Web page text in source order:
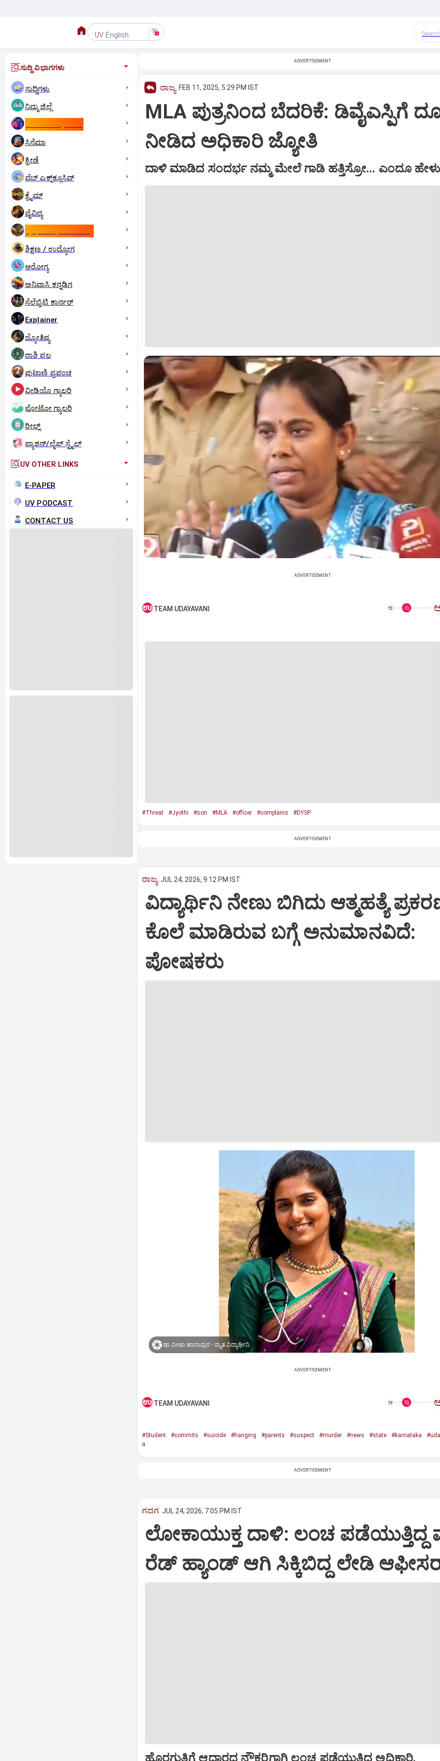
UV English
ಸುದ್ದಿ ವಿಭಾಗಗಳು
ಸುದ್ದಿಗಳು
ನಿಮ್ಮ ಜಿಲ್ಲೆ
ಸಿನೆಮಾ
ಕ್ರೀಡೆ
ವೆಬ್ ಎಕ್ಸ್‌ಕ್ಲೂಸಿವ್
ಕ್ರೈಮ್
ವೈವಿಧ್ಯ
ಶಿಕ್ಷಣ / ಉದ್ಯೋಗ
ಆರೋಗ್ಯ
ಅನಿವಾಸಿ ಕನ್ನಡಿಗ
ಸೆಲೆಬ್ರಿಟಿ ಕಾರ್ನರ್‌
Explainer
ಜ್ಯೋತಿಷ್ಯ
ರಾಶಿ ಫಲ
ಪುಟಾಣಿ ಪ್ರಪಂಚ
ವೀಡಿಯೊ ಗ್ಯಾಲರಿ
ಫೋಟೋ ಗ್ಯಾಲರಿ
ರೀಲ್ಸ್
ಫ್ಯಾಶನ್/ಲೈಫ್‌ ಸ್ಟೈಲ್
UV OTHER LINKS
E-PAPER
UV PODCAST
CONTACT US
ADVERTISEMENT
ರಾಜ್ಯ FEB 11, 2025, 5:29 PM IST
MLA ಪುತ್ರನಿಂದ ಬೆದರಿಕೆ: ಡಿವೈಎಸ್ಪಿಗೆ
ನೀಡಿದ ಅಧಿಕಾರಿ ಜ್ಯೋತಿ
ದಾಳಿ ಮಾಡಿದ ಸಂದರ್ಭ ನಮ್ಮ ಮೇಲೆ ಗಾಡಿ ಹತ್ತಿಸ್ರೋ... ಎಂದೂ
ADVERTISEMENT
TEAM UDAYAVANI ಅ
#Threat #Jyothi #son #MLA #officer #complains #DYSP
ADVERTISEMENT
ರಾಜ್ಯ JUL 24, 2026, 9:12 PM IST
ವಿದ್ಯಾರ್ಥಿನಿ ನೇಣು ಬಿಗಿದು ಆತ್ಮಹತ್ಯೆ
ಕೊಲೆ ಮಾಡಿರುವ ಬಗ್ಗೆ ಅನುಮಾನವಿದೆ:
ಪೋಷಕರು
ಡಾ.ವೀಣಾ ಹಾನಾಪುರ - ಮೃತ ವಿದ್ಯಾರ್ಥಿನಿ
ADVERTISEMENT
TEAM UDAYAVANI ಅ
#Student #commits #suicide #hanging #parents #suspect #murder #news #state #karnataka
a
ADVERTISEMENT
ಗದಗ JUL 24, 2026, 7:05 PM IST
ಲೋಕಾಯುಕ್ತ ದಾಳಿ: ಲಂಚ ಪಡೆಯುತ್ತಿದ್ದ
ರೆಡ್ ಹ್ಯಾಂಡ್ ಆಗಿ ಸಿಕ್ಕಿಬಿದ್ದ ಲೇಡಿ
ಹೊರಗುತ್ತಿಗೆ ಆಧಾರದ ನೌಕರಿಗಾಗಿ ಲಂಚ ಪಡೆಯುತ್ತಿದ್ದ ಅಧಿಕಾರಿ.